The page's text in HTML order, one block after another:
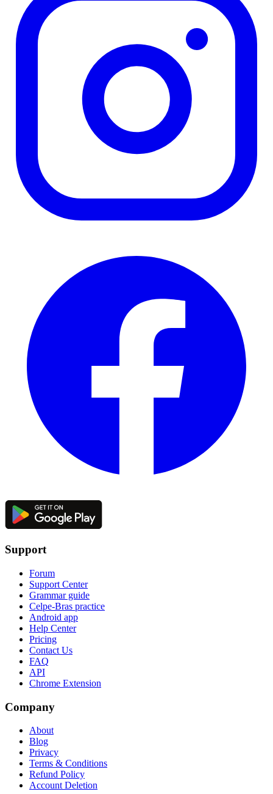
Support
Forum
Support Center
Grammar guide
Celpe-Bras practice
Android app
Help Center
Pricing
Contact Us
FAQ
API
Chrome Extension
Company
About
Blog
Privacy
Terms & Conditions
Refund Policy
Account Deletion